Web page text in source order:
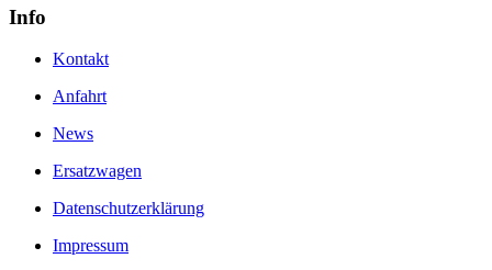
Info
Kontakt
Anfahrt
News
Ersatzwagen
Datenschutzerklärung
Impressum